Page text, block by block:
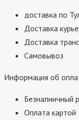
доставка по
Доставка
Доставка
Самовывоз
Информация об
Безналиичный
Оплата картой